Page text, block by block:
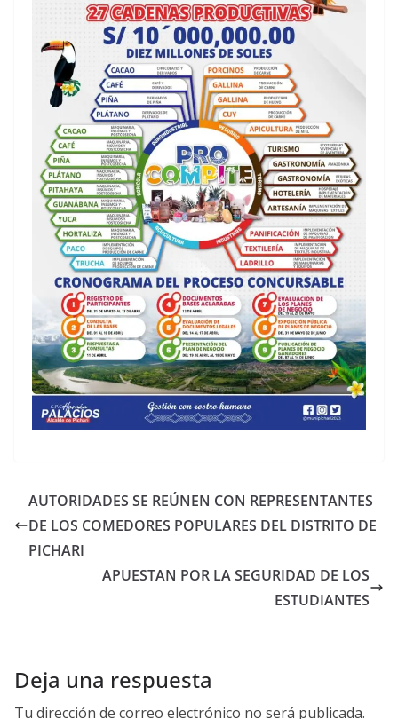
AUTORIDADES SE REÚNEN CON REPRESENTANTES
DE LOS COMEDORES POPULARES DEL DISTRITO DE
PICHARI
APUESTAN POR LA SEGURIDAD DE LOS
ESTUDIANTES
Deja una respuesta
Tu dirección de correo electrónico no será publicada.